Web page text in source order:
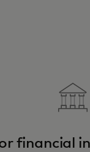
financial